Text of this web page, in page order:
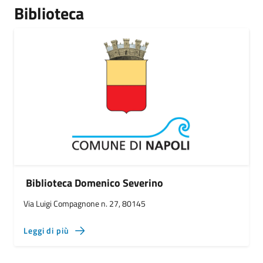
Biblioteca
Biblioteca Domenico Severino
Via Luigi Compagnone n. 27, 80145
Leggi di più